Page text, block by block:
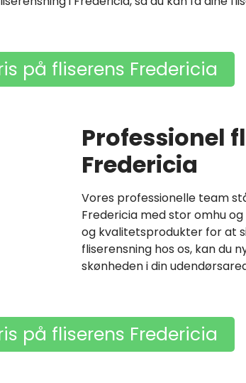
på fliserens Fredericia
Professionel
Fredericia
Vores professionelle team
Fredericia med stor omhu
og kvalitetsprodukter for at
fliserensning hos os, kan
skønheden i din
på fliserens Fredericia